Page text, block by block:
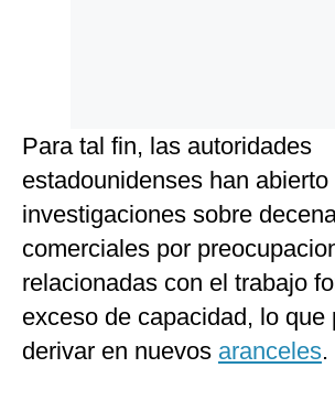
Para tal fin, las autoridades
estadounidenses han abierto
investigaciones sobre
comerciales por
relacionadas con el trabajo
exceso de capacidad, lo que
derivar en nuevos aranceles.